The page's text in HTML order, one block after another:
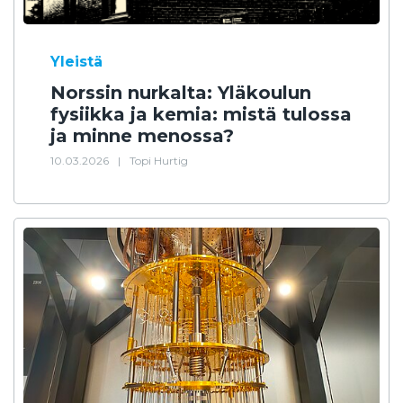
Yleistä
Norssin nurkalta: Yläkoulun
fysiikka ja kemia: mistä tulossa
ja minne menossa?
10.03.2026 | Topi Hurtig